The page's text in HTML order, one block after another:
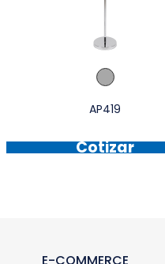
AP419
Cotizar